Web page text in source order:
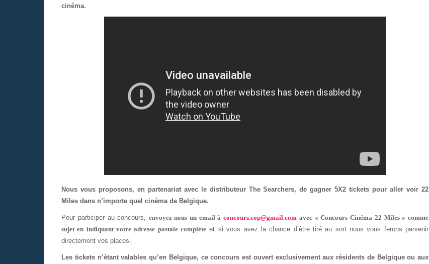
cinéma.
Nous vous proposons, en partenariat avec le distributeur The Searchers, de gagner 5X2 tickets pour aller voir 22
Miles dans n’importe quel cinéma de Belgique.
Pour participer au concours, envoyez-nous un email à concours.cop@gmail.com avec « Concours Cinéma 22 Miles » comme
sujet en indiquant votre adresse postale complète et si vous avez la chance d’être tiré au sort nous vous ferons parvenir
directement vos places.
Les tickets n’étant valables qu’en Belgique, ce concours est ouvert exclusivement aux résidents de Belgique ou aux